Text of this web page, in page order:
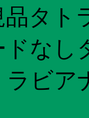
タト
なし
ビア